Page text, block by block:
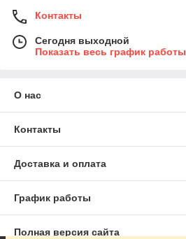
Контакты
Сегодня выходной
Показать весь график работы
О нас
Контакты
Доставка и оплата
График работы
Полная версия сайта